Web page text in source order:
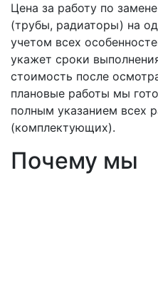
Цена за работу по
(трубы, радиаторы) на
учетом всех
укажет сроки
стоимость после
плановые работы мы
полным указанием всех
(комплектующих).
Почему мы